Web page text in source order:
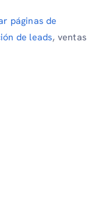
páginas de
de leads, ventas